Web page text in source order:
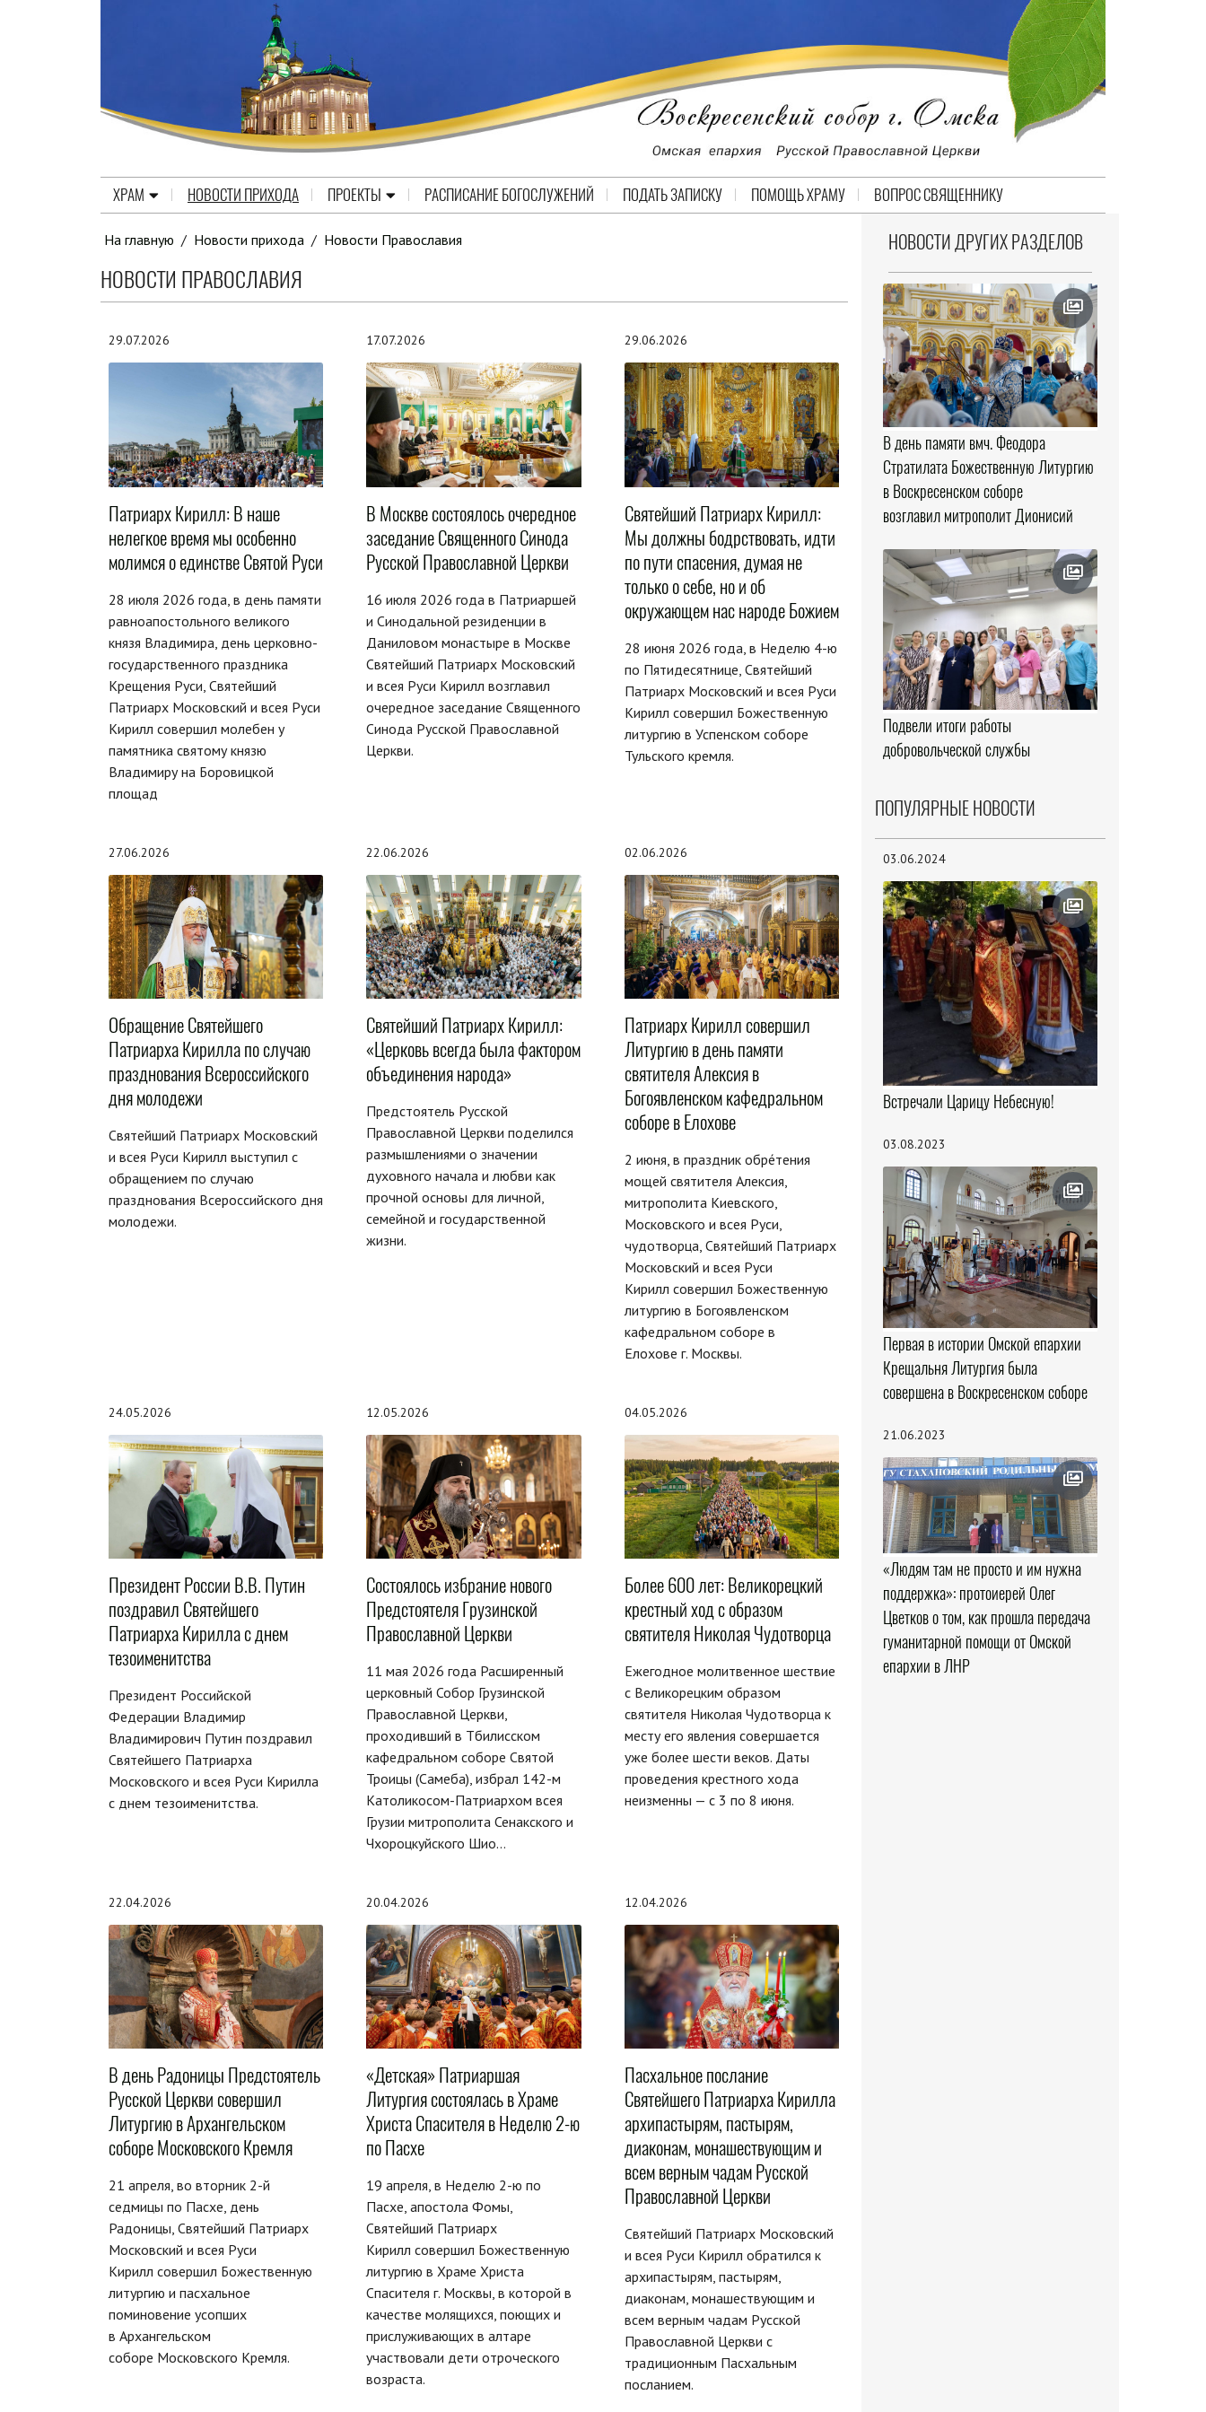
ХРАМ НОВОСТИ ПРИХОДА ПРОЕКТЫ РАСПИСАНИЕ БОГОСЛУЖЕНИЙ ПОДАТЬ ЗАПИСКУ ПОМОЩЬ ХРАМУ ВОПРОС СВЯЩЕННИКУ
На главную / Новости прихода / Новости Православия
НОВОСТИ ПРАВОСЛАВИЯ
29.07.2026
Патриарх Кирилл: В наше
нелегкое время мы особенно
молимся о единстве Святой Руси
28 июля 2026 года, в день памяти
равноапостольного великого
князя Владимира, день церковно-
государственного праздника
Крещения Руси, Святейший
Патриарх Московский и всея Руси
Кирилл совершил молебен у
памятника святому князю
Владимиру на Боровицкой
площад
17.07.2026
В Москве состоялось очередное
заседание Священного Синода
Русской Православной Церкви
16 июля 2026 года в Патриаршей
и Синодальной резиденции в
Даниловом монастыре в Москве
Святейший Патриарх Московский
и всея Руси Кирилл возглавил
очередное заседание Священного
Синода Русской Православной
Церкви.
29.06.2026
Святейший Патриарх Кирилл:
Мы должны бодрствовать, идти
по пути спасения, думая не
только о себе, но и об
окружающем нас народе Божием
28 июня 2026 года, в Неделю 4-ю
по Пятидесятнице, Святейший
Патриарх Московский и всея Руси
Кирилл совершил Божественную
литургию в Успенском соборе
Тульского кремля.
27.06.2026
Обращение Святейшего
Патриарха Кирилла по случаю
празднования Всероссийского
дня молодежи
Святейший Патриарх Московский
и всея Руси Кирилл выступил с
обращением по случаю
празднования Всероссийского дня
молодежи.
22.06.2026
Святейший Патриарх Кирилл:
«Церковь всегда была фактором
объединения народа»
Предстоятель Русской
Православной Церкви поделился
размышлениями о значении
духовного начала и любви как
прочной основы для личной,
семейной и государственной
жизни.
02.06.2026
Патриарх Кирилл совершил
Литургию в день памяти
святителя Алексия в
Богоявленском кафедральном
соборе в Елохове
2 июня, в праздник обре́тения
мощей святителя Алексия,
митрополита Киевского,
Московского и всея Руси,
чудотворца, Святейший Патриарх
Московский и всея Руси
Кирилл совершил Божественную
литургию в Богоявленском
кафедральном соборе в
Елохове г. Москвы.
24.05.2026
Президент России В.В. Путин
поздравил Святейшего
Патриарха Кирилла с днем
тезоименитства
Президент Российской
Федерации Владимир
Владимирович Путин поздравил
Святейшего Патриарха
Московского и всея Руси Кирилла
с днем тезоименитства.
12.05.2026
Состоялось избрание нового
Предстоятеля Грузинской
Православной Церкви
11 мая 2026 года Расширенный
церковный Собор Грузинской
Православной Церкви,
проходивший в Тбилисском
кафедральном соборе Святой
Троицы (Самеба), избрал 142-м
Католикосом-Патриархом всея
Грузии митрополита Сенакского и
Чхороцкуйского Шио…
04.05.2026
Более 600 лет: Великорецкий
крестный ход с образом
святителя Николая Чудотворца
Ежегодное молитвенное шествие
с Великорецким образом
святителя Николая Чудотворца к
месту его явления совершается
уже более шести веков. Даты
проведения крестного хода
неизменны — с 3 по 8 июня.
22.04.2026
В день Радоницы Предстоятель
Русской Церкви совершил
Литургию в Архангельском
соборе Московского Кремля
21 апреля, во вторник 2-й
седмицы по Пасхе, день
Радоницы, Святейший Патриарх
Московский и всея Руси
Кирилл совершил Божественную
литургию и пасхальное
поминовение усопших
в Архангельском
соборе Московского Кремля.
20.04.2026
«Детская» Патриаршая
Литургия состоялась в Храме
Христа Спасителя в Неделю 2-ю
по Пасхе
19 апреля, в Неделю 2-ю по
Пасхе, апостола Фомы,
Святейший Патриарх
Кирилл совершил Божественную
литургию в Храме Христа
Спасителя г. Москвы, в которой в
качестве молящихся, поющих и
прислуживающих в алтаре
участвовали дети отроческого
возраста.
12.04.2026
Пасхальное послание
Святейшего Патриарха Кирилла
архипастырям, пастырям,
диаконам, монашествующим и
всем верным чадам Русской
Православной Церкви
Святейший Патриарх Московский
и всея Руси Кирилл обратился к
архипастырям, пастырям,
диаконам, монашествующим и
всем верным чадам Русской
Православной Церкви с
традиционным Пасхальным
посланием.
НОВОСТИ ДРУГИХ РАЗДЕЛОВ
В день памяти вмч. Феодора
Стратилата Божественную Литургию
в Воскресенском соборе
возглавил митрополит Дионисий
Подвели итоги работы
добровольческой службы
ПОПУЛЯРНЫЕ НОВОСТИ
03.06.2024
Встречали Царицу Небесную!
03.08.2023
Первая в истории Омской епархии
Крещальня Литургия была
совершена в Воскресенском соборе
21.06.2023
«Людям там не просто и им нужна
поддержка»: протоиерей Олег
Цветков о том, как прошла передача
гуманитарной помощи от Омской
епархии в ЛНР